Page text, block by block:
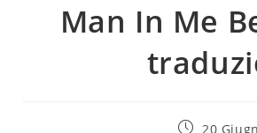
Man In Me
20